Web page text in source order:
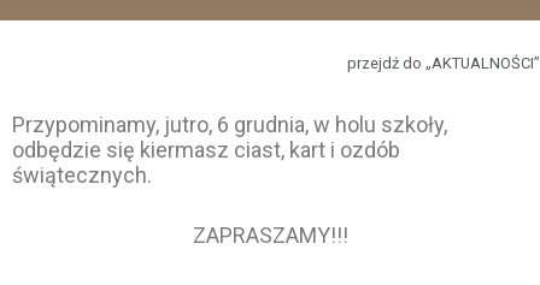
przejdź do „AKTUALNOŚCI”
Przypominamy, jutro, 6 grudnia, w holu szkoły,
odbędzie się kiermasz ciast, kart i ozdób
świątecznych.
ZAPRASZAMY!!!